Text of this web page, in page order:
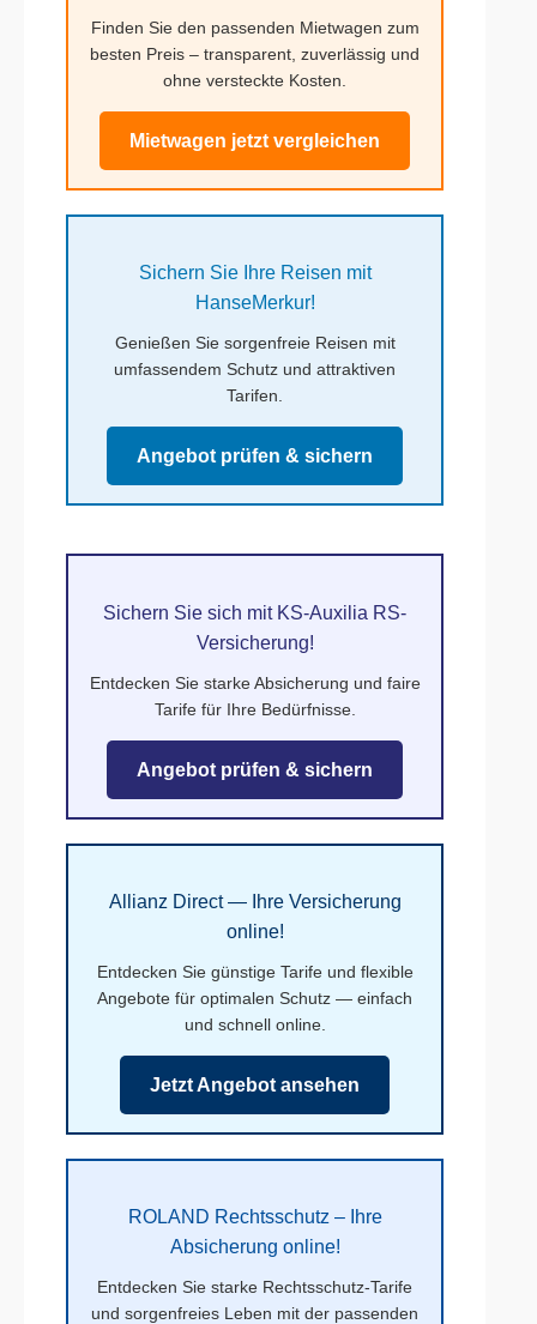
Finden Sie den passenden Mietwagen zum
besten Preis – transparent, zuverlässig und
ohne versteckte Kosten.
Mietwagen jetzt vergleichen
Sichern Sie Ihre Reisen mit
HanseMerkur!
Genießen Sie sorgenfreie Reisen mit
umfassendem Schutz und attraktiven
Tarifen.
Angebot prüfen & sichern
Sichern Sie sich mit KS-Auxilia RS-
Versicherung!
Entdecken Sie starke Absicherung und faire
Tarife für Ihre Bedürfnisse.
Angebot prüfen & sichern
Allianz Direct — Ihre Versicherung
online!
Entdecken Sie günstige Tarife und flexible
Angebote für optimalen Schutz — einfach
und schnell online.
Jetzt Angebot ansehen
ROLAND Rechtsschutz – Ihre
Absicherung online!
Entdecken Sie starke Rechtsschutz-Tarife
und sorgenfreies Leben mit der passenden